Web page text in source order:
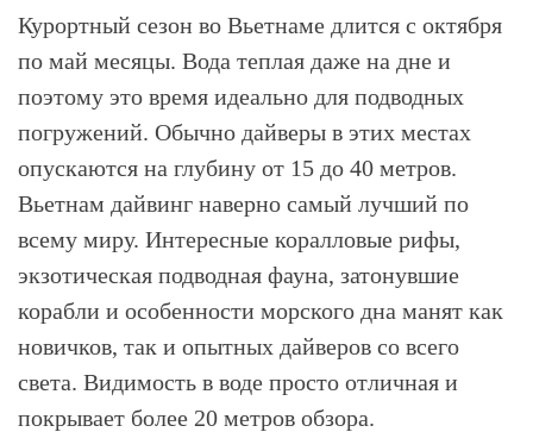
Курортный сезон во Вьетнаме длится с октября
по май месяцы. Вода теплая даже на дне и
поэтому это время идеально для подводных
погружений. Обычно дайверы в этих местах
опускаются на глубину от 15 до 40 метров.
Вьетнам дайвинг наверно самый лучший по
всему миру. Интересные коралловые рифы,
экзотическая подводная фауна, затонувшие
корабли и особенности морского дна манят как
новичков, так и опытных дайверов со всего
света. Видимость в воде просто отличная и
покрывает более 20 метров обзора.